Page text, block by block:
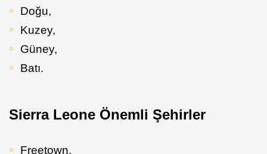
Doğu,
Kuzey,
Güney,
Batı.
Sierra Leone Önemli Şehirler
Freetown,